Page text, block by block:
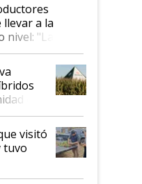
a la
"Las
son
en
visitó
tuvo